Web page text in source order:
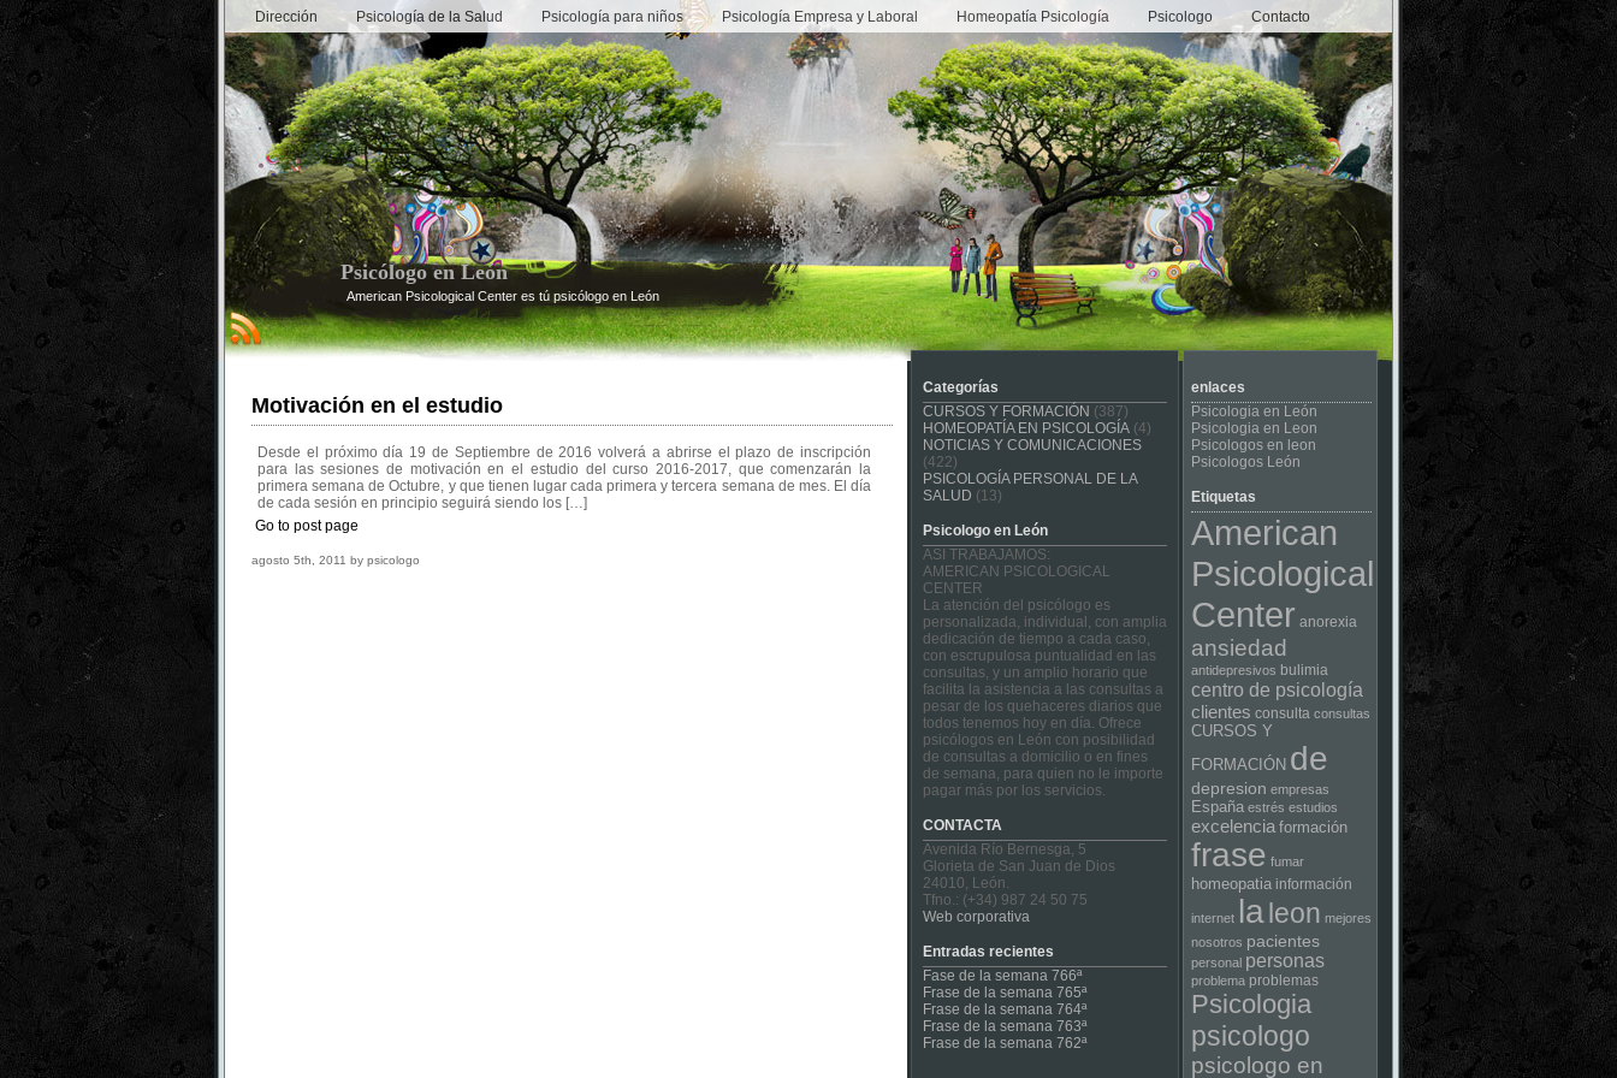
Dirección Psicología de la Salud Psicología para niños Psicología Empresa y Laboral Homeopatía Psicología Psicologo Contacto
Psicólogo en León
American Psicological Center es tú psicólogo en León
Motivación en el estudio
Desde el próximo día 19 de Septiembre de 2016 volverá a abrirse el plazo de inscripción
para las sesiones de motivación en el estudio del curso 2016-2017, que comenzarán la
primera semana de Octubre, y que tienen lugar cada primera y tercera semana de mes. El día
de cada sesión en principio seguirá siendo los […]
Go to post page
agosto 5th, 2011 by psicologo
Categorías
CURSOS Y FORMACIÓN (387)
HOMEOPATÍA EN PSICOLOGÍA (4)
NOTICIAS Y COMUNICACIONES
(422)
PSICOLOGÍA PERSONAL DE LA
SALUD (13)
Psicologo en León
ASI TRABAJAMOS:
AMERICAN PSICOLOGICAL
CENTER
La atención del psicólogo es
personalizada, individual, con amplia
dedicación de tiempo a cada caso,
con escrupulosa puntualidad en las
consultas, y un amplio horario que
facilita la asistencia a las consultas a
pesar de los quehaceres diarios que
todos tenemos hoy en día. Ofrece
psicólogos en León con posibilidad
de consultas a domicilio o en fines
de semana, para quien no le importe
pagar más por los servicios.
CONTACTA
Avenida Río Bernesga, 5
Glorieta de San Juan de Dios
24010, León.
Tfno.: (+34) 987 24 50 75
Web corporativa
Entradas recientes
Fase de la semana 766ª
Frase de la semana 765ª
Frase de la semana 764ª
Frase de la semana 763ª
Frase de la semana 762ª
enlaces
Psicologia en León
Psicologia en Leon
Psicologos en leon
Psicologos León
Etiquetas
American
Psicological
Center anorexia
ansiedad
antidepresivos bulimia
centro de psicología
clientes consulta consultas
CURSOS Y
FORMACIÓN de
depresion empresas
España estrés estudios
excelencia formación
frase fumar
homeopatia información
internet laleon mejores
nosotros pacientes
personal personas
problema problemas
Psicologia
psicologo
psicologo en